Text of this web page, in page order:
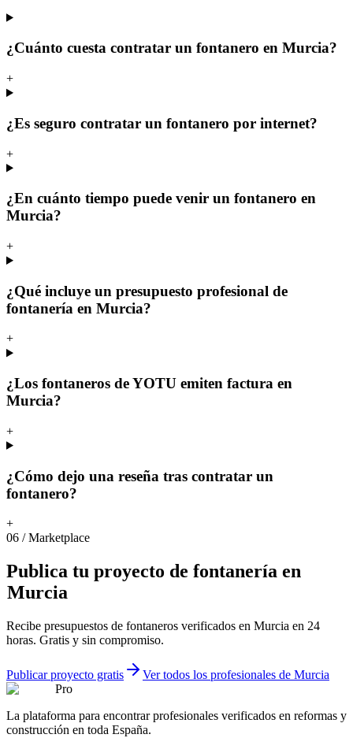
¿Cuánto cuesta contratar un fontanero en Murcia?
+
¿Es seguro contratar un fontanero por internet?
+
¿En cuánto tiempo puede venir un fontanero en
Murcia?
+
¿Qué incluye un presupuesto profesional de
fontanería en Murcia?
+
¿Los fontaneros de YOTU emiten factura en
Murcia?
+
¿Cómo dejo una reseña tras contratar un
fontanero?
+
06 /Marketplace
Publica tu proyecto de fontanería en
Murcia
Recibe presupuestos de fontaneros verificados en Murcia en 24
horas. Gratis y sin compromiso.
Publicar proyecto gratis
Ver todos los profesionales de Murcia
Pro
La plataforma para encontrar profesionales verificados en reformas y
construcción en toda España.